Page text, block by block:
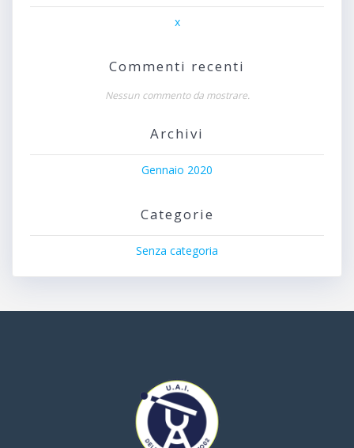
x
Commenti recenti
Nessun commento da mostrare.
Archivi
Gennaio 2020
Categorie
Senza categoria